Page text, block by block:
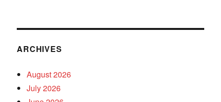
ARCHIVES
August 2026
July 2026